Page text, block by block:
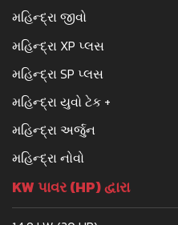
મહિન્દ્રા જીવો
મહિન્દ્રા XP પ્લસ
મહિન્દ્રા SP પ્લસ
મહિન્દ્રા યુવો ટેક +
મહિન્દ્રા અર્જુન
મહિન્દ્રા નોવો
KW પાવર (HP) દ્વારા